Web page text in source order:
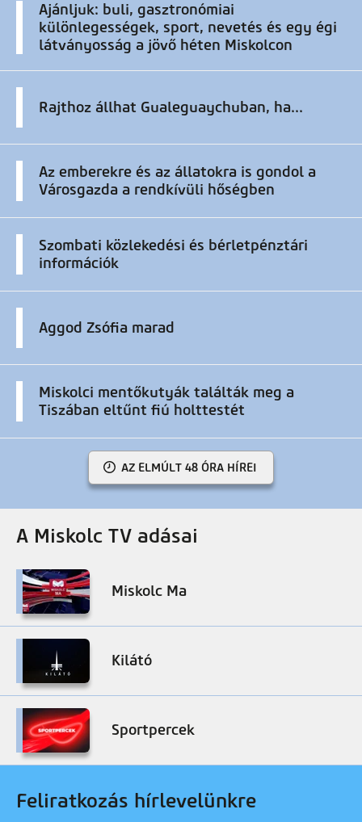
Ajánljuk: buli, gasztronómiai
különlegességek, sport, nevetés és egy égi
látványosság a jövő héten Miskolcon
Rajthoz állhat Gualeguaychuban, ha...
Az emberekre és az állatokra is gondol a
Városgazda a rendkívüli hőségben
Szombati közlekedési és bérletpénztári
információk
Aggod Zsófia marad
Miskolci mentőkutyák találták meg a
Tiszában eltűnt fiú holttestét
AZ ELMÚLT 48 ÓRA HÍREI
A Miskolc TV adásai
Miskolc Ma
Kilátó
Sportpercek
Feliratkozás hírlevelünkre